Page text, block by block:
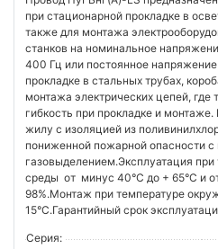
при стационарной прокладке в
также для монтажа
станков на номинальное
400 Гц или постоянное
прокладке в стальных трубах,
монтажа электрических цепей,
гибкость при прокладке и
жилу с изоляцией из
пониженной пожарной опасности
газовыделением.Эксплуатация
среды от минус 40°C до + 65°C и
98%.Монтаж при температуре
15°C.Гарантийный срок
Серия: